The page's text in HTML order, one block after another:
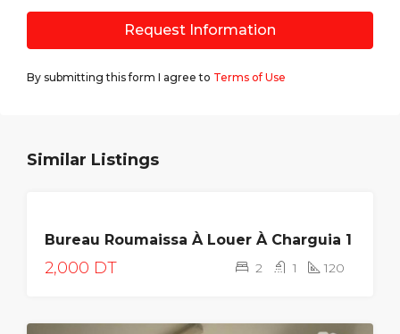
Request Information
By submitting this form I agree to Terms of Use
Similar Listings
Bureau Roumaissa À Louer À Charguia 1
2,000 DT 2 1 120